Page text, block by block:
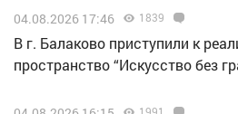
04.08.2026 17:46 1839
В г. Балаково приступили к
пространство “Искусство без